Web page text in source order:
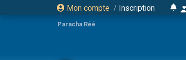
Mon compte / Inscription
Paracha Réé